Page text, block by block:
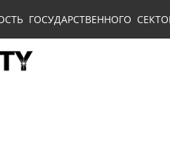
ГОСУДАРСТВЕННОГО